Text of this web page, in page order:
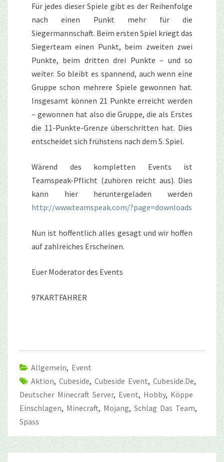
Für jedes dieser Spiele gibt es der Reihenfolge
nach einen Punkt mehr für die
Siegermannschaft. Beim ersten Spiel kriegt das
Siegerteam einen Punkt, beim zweiten zwei
Punkte, beim dritten drei Punkte – und so
weiter. So bleibt es spannend, auch wenn eine
Gruppe schon mehrere Spiele gewonnen hat.
Insgesamt können 21 Punkte erreicht werden
– gewonnen hat also die Gruppe, die als Erstes
die 11-Punkte-Grenze überschritten hat. Dies
entscheidet sich frühstens nach dem 5. Spiel.
Wärend des kompletten Events ist
Teamspeak-Pflicht (zuhören reicht aus). Dies
kann hier heruntergeladen werden
http://www.teamspeak.com/?page=downloads
Nun ist hoffentlich alles gesagt und wir hoffen
auf zahlreiches Erscheinen.
Euer Moderator des Events
97KARTFAHRER
Allgemein, Event
Aktion, Cubeside, Cubeside Event, Cubeside.de,
Deutscher Minecraft Server, Event, Hobby, Köppe
Einschlagen, Minecraft, Mojang, Schlag Das Team,
Spass